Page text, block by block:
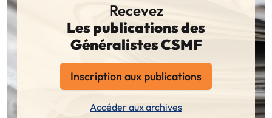
Recevez
Les publications des
Généralistes CSMF
Inscription aux publications
Accéder aux archives